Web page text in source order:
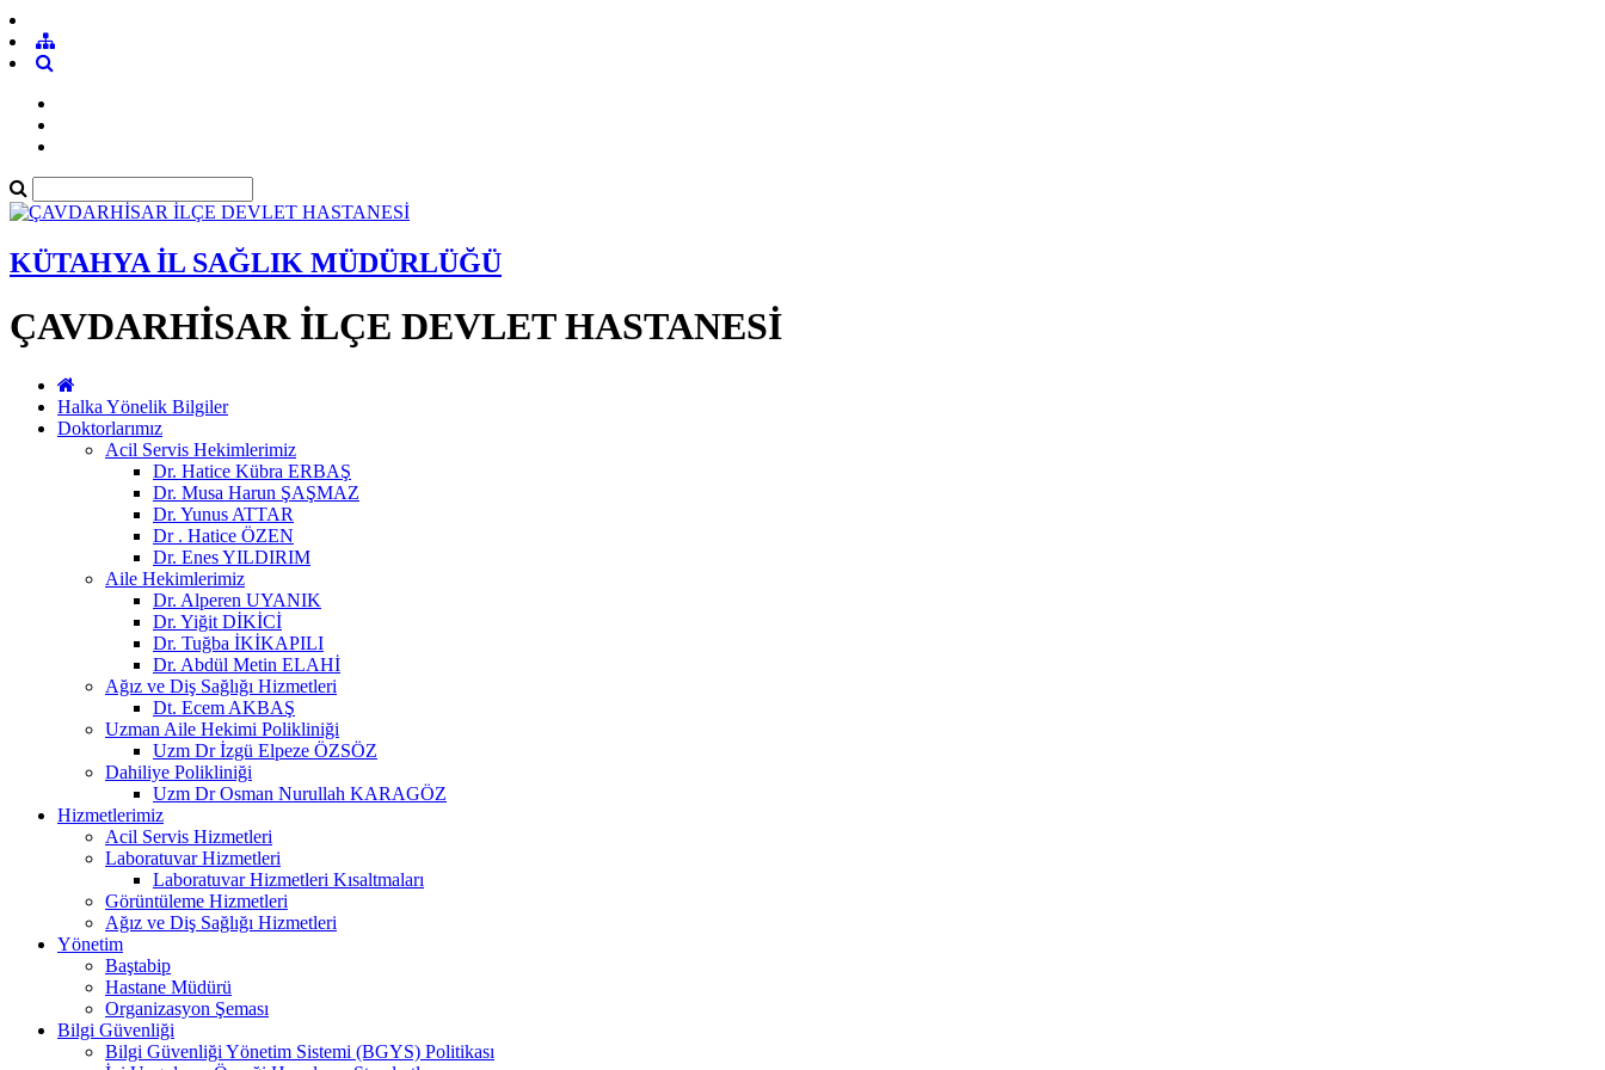
KÜTAHYA İL SAĞLIK MÜDÜRLÜĞÜ
ÇAVDARHİSAR İLÇE DEVLET HASTANESİ
Halka Yönelik Bilgiler
Doktorlarımız
Acil Servis Hekimlerimiz
Dr. Hatice Kübra ERBAŞ
Dr. Musa Harun ŞAŞMAZ
Dr. Yunus ATTAR
Dr . Hatice ÖZEN
Dr. Enes YILDIRIM
Aile Hekimlerimiz
Dr. Alperen UYANIK
Dr. Yiğit DİKİCİ
Dr. Tuğba İKİKAPILI
Dr. Abdül Metin ELAHİ
Ağız ve Diş Sağlığı Hizmetleri
Dt. Ecem AKBAŞ
Uzman Aile Hekimi Polikliniği
Uzm Dr İzgü Elpeze ÖZSÖZ
Dahiliye Polikliniği
Uzm Dr Osman Nurullah KARAGÖZ
Hizmetlerimiz
Acil Servis Hizmetleri
Laboratuvar Hizmetleri
Laboratuvar Hizmetleri Kısaltmaları
Görüntüleme Hizmetleri
Ağız ve Diş Sağlığı Hizmetleri
Yönetim
Baştabip
Hastane Müdürü
Organizasyon Şeması
Bilgi Güvenliği
Bilgi Güvenliği Yönetim Sistemi (BGYS) Politikası